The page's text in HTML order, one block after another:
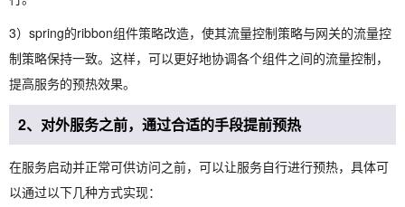
3）spring的ribbon组件策略改造，使其流量控制策略与网关的流量控
制策略保持一致。这样，可以更好地协调各个组件之间的流量控制，
提高服务的预热效果。
2、对外服务之前，通过合适的手段提前预热
在服务启动并正常可供访问之前，可以让服务自行进行预热，具体可
以通过以下几种方式实现：